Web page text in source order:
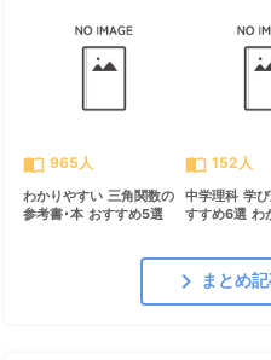
import_contacts 965人
わかりやすい 三角関数の
参考書･本 おすすめ5選
import_contacts 152人
中学理科 学
すすめ6選 わ
chevron_right まとめ